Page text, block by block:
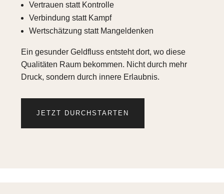
Vertrauen statt Kontrolle
Verbindung statt Kampf
Wertschätzung statt Mangeldenken
Ein gesunder Geldfluss entsteht dort, wo diese
Qualitäten Raum bekommen. Nicht durch mehr
Druck, sondern durch innere Erlaubnis.
JETZT DURCHSTARTEN